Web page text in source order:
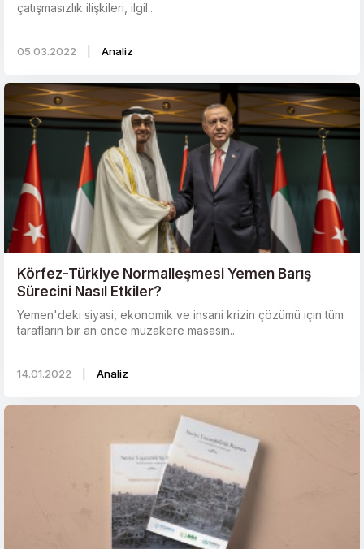
çatışmasızlık ilişkileri, ilgil..
05.03.2022 Analiz
Körfez-Türkiye Normalleşmesi Yemen Barış
Sürecini Nasıl Etkiler?
Yemen'deki siyasi, ekonomik ve insani krizin çözümü için tüm
tarafların bir an önce müzakere masasın..
14.01.2022 Analiz